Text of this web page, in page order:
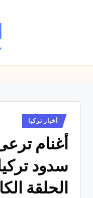
خ
يو
م
ى
,
نُشر
في
أخبار تركيا
أغنام
سدود
الحلقة